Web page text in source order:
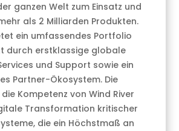
ganzen Welt zum Einsatz und
als 2 Milliarden Produkten.
ein umfassendes Portfolio
durch erstklassige globale
und Support sowie ein
Partner-Ökosystem. Die
Kompetenz von Wind River
Transformation kritischer
die ein Höchstmaß an